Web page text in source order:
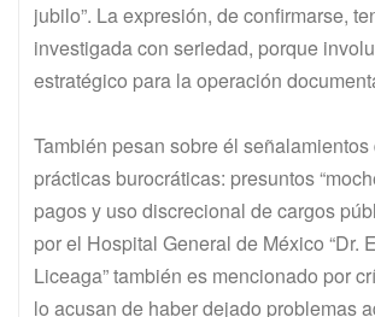
jubilo”. La expresión, de confirmarse,
investigada con seriedad, porque
estratégico para la operación
También pesan sobre él
prácticas burocráticas: presuntos
pagos y uso discrecional de cargos
por el Hospital General de México “Dr.
Liceaga” también es mencionado por
lo acusan de haber dejado problemas